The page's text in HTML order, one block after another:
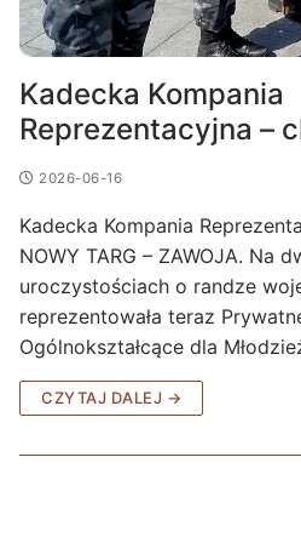
Kadecka Kompania
Reprezentacyjna –
2026-06-16
Kadecka Kompania
NOWY TARG – ZAWOJA. Na
uroczystościach o randze
reprezentowała teraz
Ogólnokształcące dla
CZYTAJ DALEJ →